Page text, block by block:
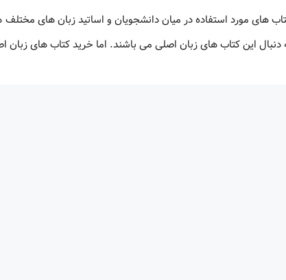
های مورد استفاده در میان دانشجویان و اساتید زبان های مختلف
دنبال این کتاب های زبان اصلی می باشند. اما خرید کتاب های